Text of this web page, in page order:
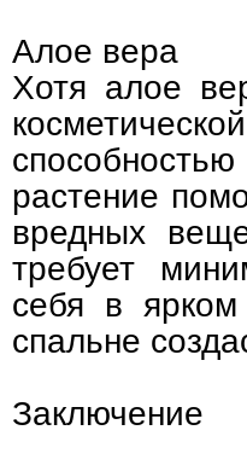
Алое вера
Хотя алое
растение
вредных
требует
себя в ярком
спальне
Заключение